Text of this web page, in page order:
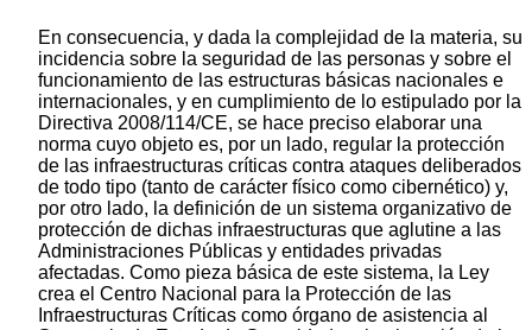
En consecuencia, y dada la complejidad de la materia, su
incidencia sobre la seguridad de las personas y sobre el
funcionamiento de las estructuras básicas nacionales e
internacionales, y en cumplimiento de lo estipulado por la
Directiva 2008/114/CE, se hace preciso elaborar una
norma cuyo objeto es, por un lado, regular la protección
de las infraestructuras críticas contra ataques deliberados
de todo tipo (tanto de carácter físico como cibernético) y,
por otro lado, la definición de un sistema organizativo de
protección de dichas infraestructuras que aglutine a las
Administraciones Públicas y entidades privadas
afectadas. Como pieza básica de este sistema, la Ley
crea el Centro Nacional para la Protección de las
Infraestructuras Críticas como órgano de asistencia al